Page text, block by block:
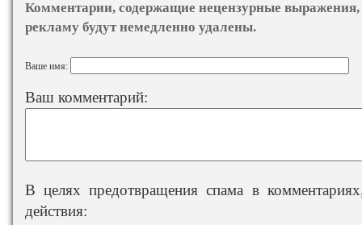
Комментарии, содержащие нецензурные
рекламу будут немедленно удалены.
Ваше имя:
Ваш комментарий:
В целях предотвращения спама в
действия: